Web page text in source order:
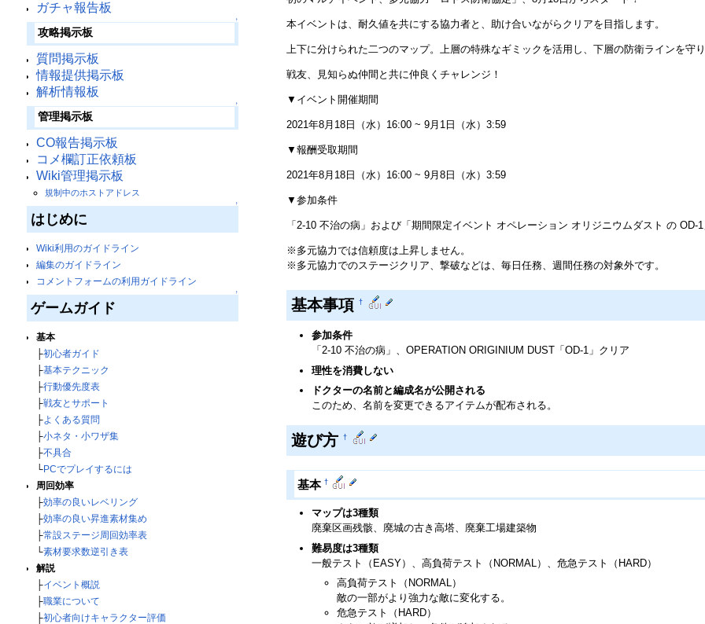
ガチャ報告板
↑
攻略掲示板
質問掲示板
情報提供掲示板
解析情報板
↑
管理掲示板
CO報告掲示板
コメ欄訂正依頼板
Wiki管理掲示板
規制中のホストアドレス
↑
はじめに
Wiki利用のガイドライン
編集のガイドライン
コメントフォームの利用ガイドライン
↑
ゲームガイド
基本
├初心者ガイド
├基本テクニック
├行動優先度表
├戦友とサポート
├よくある質問
├小ネタ・小ワザ集
├不具合
└PCでプレイするには
周回効率
├効率の良いレベリング
├効率の良い昇進素材集め
├常設ステージ周回効率表
└素材要求数逆引き表
解説
├イベント概説
├職業について
├初心者向けキャラクター評価
本イベントは、耐久値を共にする協力者と、助け合いながらクリアを目指します。
上下に分けられた二つのマップ。上層の特殊なギミックを活用し、下層の防衛ラインを守
戦友、見知らぬ仲間と共に仲良くチャレンジ！
▼イベント開催期間
2021年8月18日（水）16:00 ~ 9月1日（水）3:59
▼報酬受取期間
2021年8月18日（水）16:00 ~ 9月8日（水）3:59
▼参加条件
「2-10 不治の病」および「期間限定イベント オペレーション オリジニウムダスト の OD-
※多元協力では信頼度は上昇しません。
※多元協力でのステージクリア、撃破などは、毎日任務、週間任務の対象外です。
基本事項 †
参加条件
「2-10 不治の病」、OPERATION ORIGINIUM DUST「OD-1」クリア
理性を消費しない
ドクターの名前と編成名が公開される
このため、名前を変更できるアイテムが配布される。
遊び方 †
基本†
マップは3種類
廃棄区画残骸、廃城の古き高塔、廃棄工場建築物
難易度は3種類
一般テスト（EASY）、高負荷テスト（NORMAL）、危急テスト（HARD）
高負荷テスト（NORMAL）
敵の一部がより強力な敵に変化する。
危急テスト（HARD）